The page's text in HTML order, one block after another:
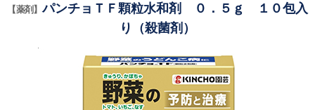
【薬剤】パンチョＴＦ顆粒水和剤 ０．５ｇ １０包入
り（殺菌剤）